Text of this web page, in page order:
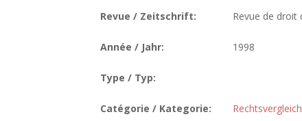
Revue / Zeitschrift: Revue de droit
Année / Jahr: 1998
Type / Typ:
Catégorie / Kategorie: